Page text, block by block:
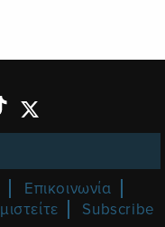
Επικοινωνία
Subscribe